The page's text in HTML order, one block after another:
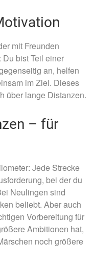
mit Freunden
Du bist Teil einer
an, helfen
im Ziel. Dieses
über lange Distanzen.
– für
Jede Strecke
bei der du
Neulingen sind
beliebt. Aber auch
Vorbereitung für
Ambitionen hat,
noch größere